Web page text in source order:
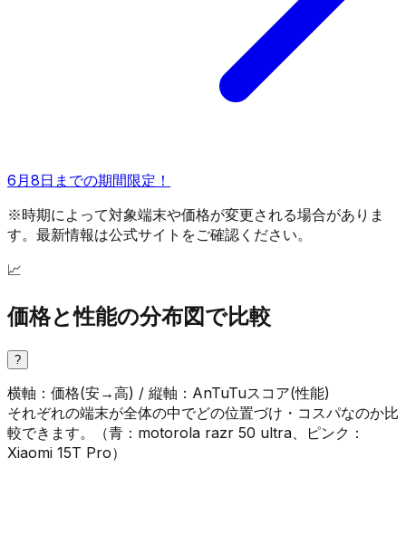
6月8日までの期間限定！
※時期によって対象端末や価格が変更される場合がありま
す。最新情報は公式サイトをご確認ください。
📈
価格と性能の分布図で比較
?
横軸：価格(安→高) / 縦軸：AnTuTuスコア(性能)
それぞれの端末が全体の中でどの位置づけ・コスパなのか比
較できます。（青 ： motorola razr 50 ultra ピンク ：
Xiaomi 15T Pro）